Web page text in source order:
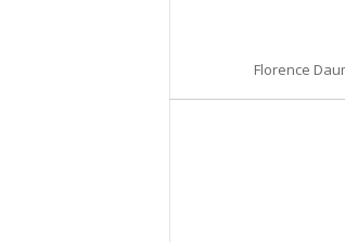
Florence